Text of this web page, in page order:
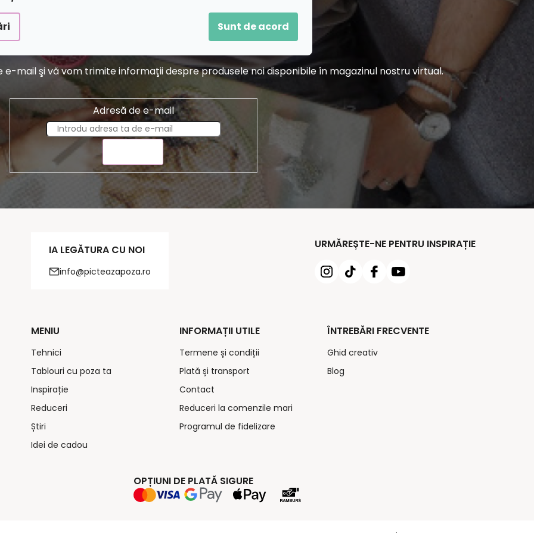
Sunt de acord
mail şi vă vom trimite informaţii despre produsele noi disponibile în magazinul nostru virtual.
Adresă de e-mail
IA LEGĂTURA CU NOI
info@picteazapoza.ro
URMĂREȘTE-NE PENTRU INSPIRAȚIE
MENIU
Tehnici
Tablouri cu poza ta
Inspirație
Reduceri
Știri
Idei de cadou
INFORMAȚII UTILE
Termene și condiții
Plată și transport
Contact
Reduceri la comenzile mari
Programul de fidelizare
ÎNTREBĂRI FRECVENTE
Ghid creativ
Blog
OPȚIUNI DE PLATĂ SIGURE